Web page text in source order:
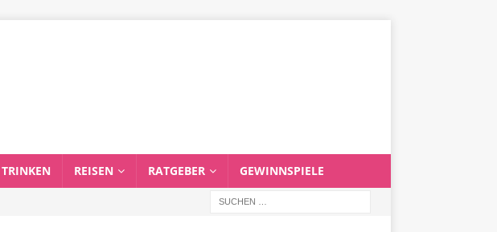
REISEN RATGEBER GEWINNSPIELE